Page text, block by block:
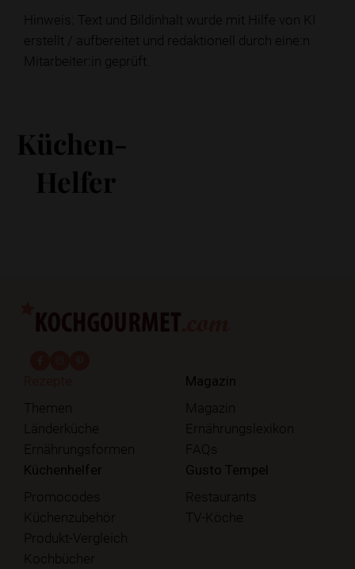
Hinweis: Text und Bildinhalt wurde mit Hilfe von KI
erstellt / aufbereitet und redaktionell durch eine:n
Mitarbeiter:in geprüft.
Küchen-
Helfer
Themen
Länderküche
Ernährungsformen
Magazin
Magazin
Ernährungslexikon
FAQs
Küchenhelfer
Promocodes
Küchenzubehör
Produkt-Vergleich
Kochbücher
Gusto Tempel
Restaurants
TV-Köche